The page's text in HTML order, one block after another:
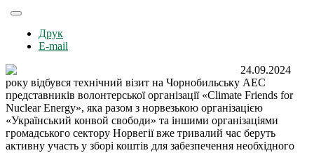
Друк
E-mail
24.09.2024
року відбувся технічний візит на Чорнобильську АЕС
представників волонтерської організації «Climate Friends for
Nuclear Energy», яка разом з норвезькою організацією
«Український конвой свободи» та іншими організаціями
громадського сектору Норвегії вже тривалий час беруть
активну участь у зборі коштів для забезпечення необхідного